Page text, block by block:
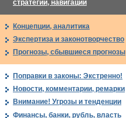
стратегии, навигации
Концепции, аналитика
Экспертиза и законотворчество
Прогнозы, сбывшиеся прогнозы
Поправки в законы: Экстренно!
Новости, комментарии, ремарки
Внимание! Угрозы и тенденции
Финансы, банки, рубль, власть